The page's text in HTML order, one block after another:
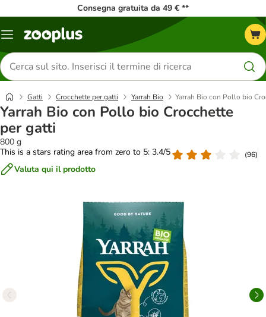
Consegna gratuita da 49 € **
Overview
Cerca
prodotti
Gatti Crocchette per gatti Yarrah Bio Yarrah Bio con Pollo bio
Yarrah Bio con Pollo bio Crocchette
per gatti
800 g
This is a stars rating area from zero to 5: 3.4/5
(96)
Valuta qui il prodotto